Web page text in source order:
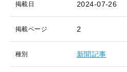
掲載日 2024-07-26
掲載ページ 2
種別 新聞記事